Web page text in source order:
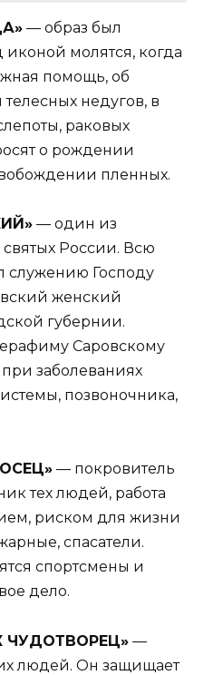
— образ был
молятся, когда
помощь, об
недугов, в
раковых
о рождении
пленных.
— один из
России. Всю
служению Господу
женский
губернии.
Саровскому
заболеваниях
позвоночника,
— покровитель
тех людей, работа
риском для жизни
спасатели.
спортсмены и
дело.
ЧУДОТВОРЕЦ» —
людей. Он защищает